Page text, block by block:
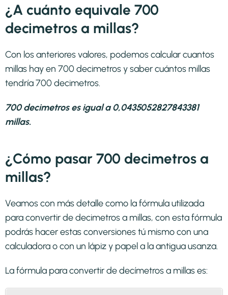
¿A cuánto equivale 700
decimetros a millas?
Con los anteriores valores, podemos calcular cuantos
millas hay en 700 decimetros y saber cuántos millas
tendría 700 decimetros.
700 decimetros es igual a 0,0435052827843381
millas.
¿Cómo pasar 700 decimetros a
millas?
Veamos con más detalle como la fórmula utilizada
para convertir de decimetros a millas, con esta fórmula
podrás hacer estas conversiones tú mismo con una
calculadora o con un lápiz y papel a la antigua usanza.
La fórmula para convertir dedecímetros a millases: